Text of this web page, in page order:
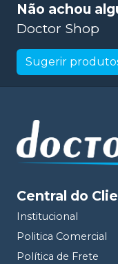
Não achou
Doctor Shop
Sugerir
Central do
Institucional
Politica Comercial
Política de Frete